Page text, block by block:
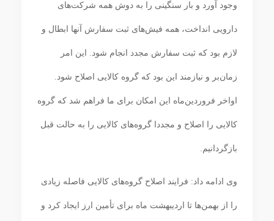
وجود آورد و بار سنگینی را به دوش همه شرکت‌های
دارویی انداخت، همه فیش‌های ثبت سفارش آنها ابطال و
لازم بود که ثبت سفارش مجدد انجام شود. این امر
زمان‌بر و نیازمند این بود که گروه کالایی اصلاح شود.
اواخر فروردین‌ماه این امکان برای ما فراهم شد که گروه
کالایی را اصلاح و مجددا گروه‌های کالایی را به حالت قبل
بازگردانیم.
وی ادامه داد: فرایند اصلاح گروه‌های کالایی فاصله زیادی
را از بهمن‌ها تا اردیبهشت‌ ماه برای تأمین ارز ایجاد کرد و